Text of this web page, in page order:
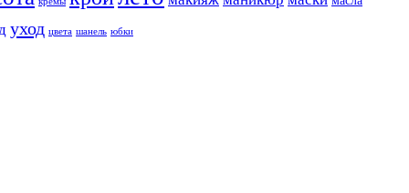
уход цвета шанель юбки